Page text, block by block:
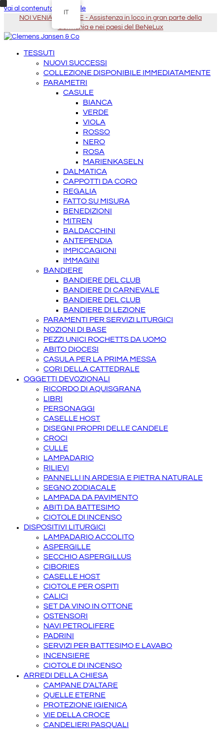
vai al contenuto principale
NOI VENIAMO DA TE - Assistenza in loco in gran parte della
Germania e nei paesi del BeNeLux
TESSUTI
NUOVI SUCCESSI
COLLEZIONE DISPONIBILE IMMEDIATAMENTE
PARAMETRI
CASULE
BIANCA
VERDE
VIOLA
ROSSO
NERO
ROSA
MARIENKASELN
DALMATICA
CAPPOTTI DA CORO
REGALIA
FATTO SU MISURA
BENEDIZIONI
MITREN
BALDACCHINI
ANTEPENDIA
IMPICCAGIONI
IMMAGINI
BANDIERE
BANDIERE DEL CLUB
BANDIERE DI CARNEVALE
BANDIERE DEL CLUB
BANDIERE DI LEZIONE
PARAMENTI PER SERVIZI LITURGICI
NOZIONI DI BASE
PEZZI UNICI ROCHETTS DA UOMO
ABITO DIOCESI
CASULA PER LA PRIMA MESSA
CORI DELLA CATTEDRALE
OGGETTI DEVOZIONALI
RICORDO DI AQUISGRANA
LIBRI
PERSONAGGI
CASELLE HOST
DISEGNI PROPRI DELLE CANDELE
CROCI
CULLE
LAMPADARIO
RILIEVI
PANNELLI IN ARDESIA E PIETRA NATURALE
SEGNO ZODIACALE
LAMPADA DA PAVIMENTO
ABITI DA BATTESIMO
CIOTOLE DI INCENSO
DISPOSITIVI LITURGICI
LAMPADARIO ACCOLITO
ASPERGILLE
SECCHIO ASPERGILLUS
CIBORIES
CASELLE HOST
CIOTOLE PER OSPITI
CALICI
SET DA VINO IN OTTONE
OSTENSORI
NAVI PETROLIFERE
PADRINI
SERVIZI PER BATTESIMO E LAVABO
INCENSIERE
CIOTOLE DI INCENSO
ARREDI DELLA CHIESA
CAMPANE D'ALTARE
QUELLE ETERNE
PROTEZIONE IGIENICA
VIE DELLA CROCE
CANDELIERI PASQUALI
IT